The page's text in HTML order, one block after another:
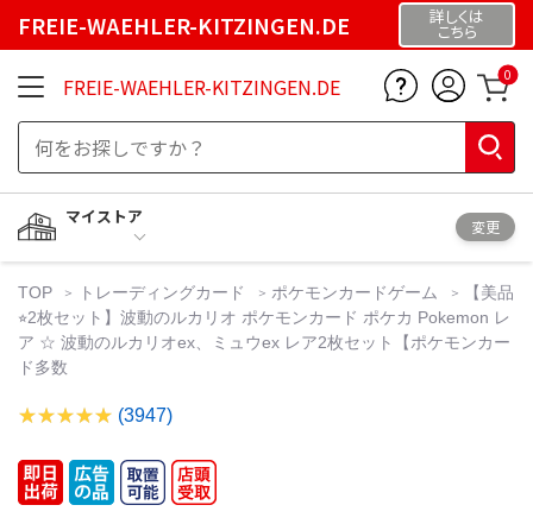
FREIE-WAEHLER-KITZINGEN.DE 詳しくは
こちら
FREIE-WAEHLER-KITZINGEN.DE 0
マイストア
変更
TOP トレーディングカード ポケモンカードゲーム
【美品
⭐︎2枚セット】波動のルカリオ ポケモンカード ポケカ Pokemon レ
ア ☆ 波動のルカリオex、ミュウex レア2枚セット【ポケモンカー
ド多数
(3947)